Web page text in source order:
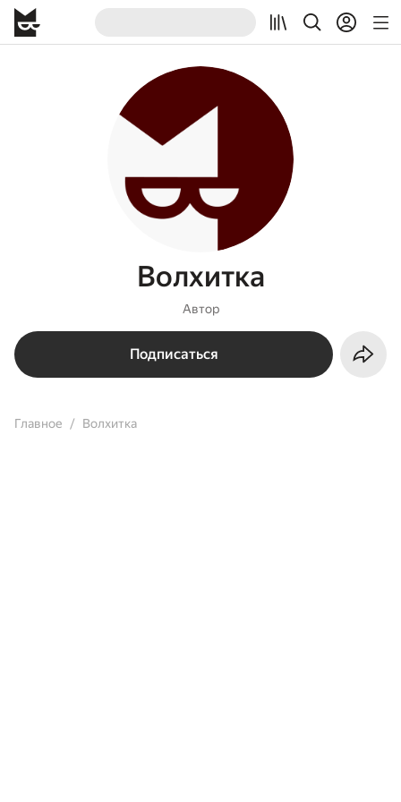
Волхитка
Автор
Подписаться
Главное Волхитка